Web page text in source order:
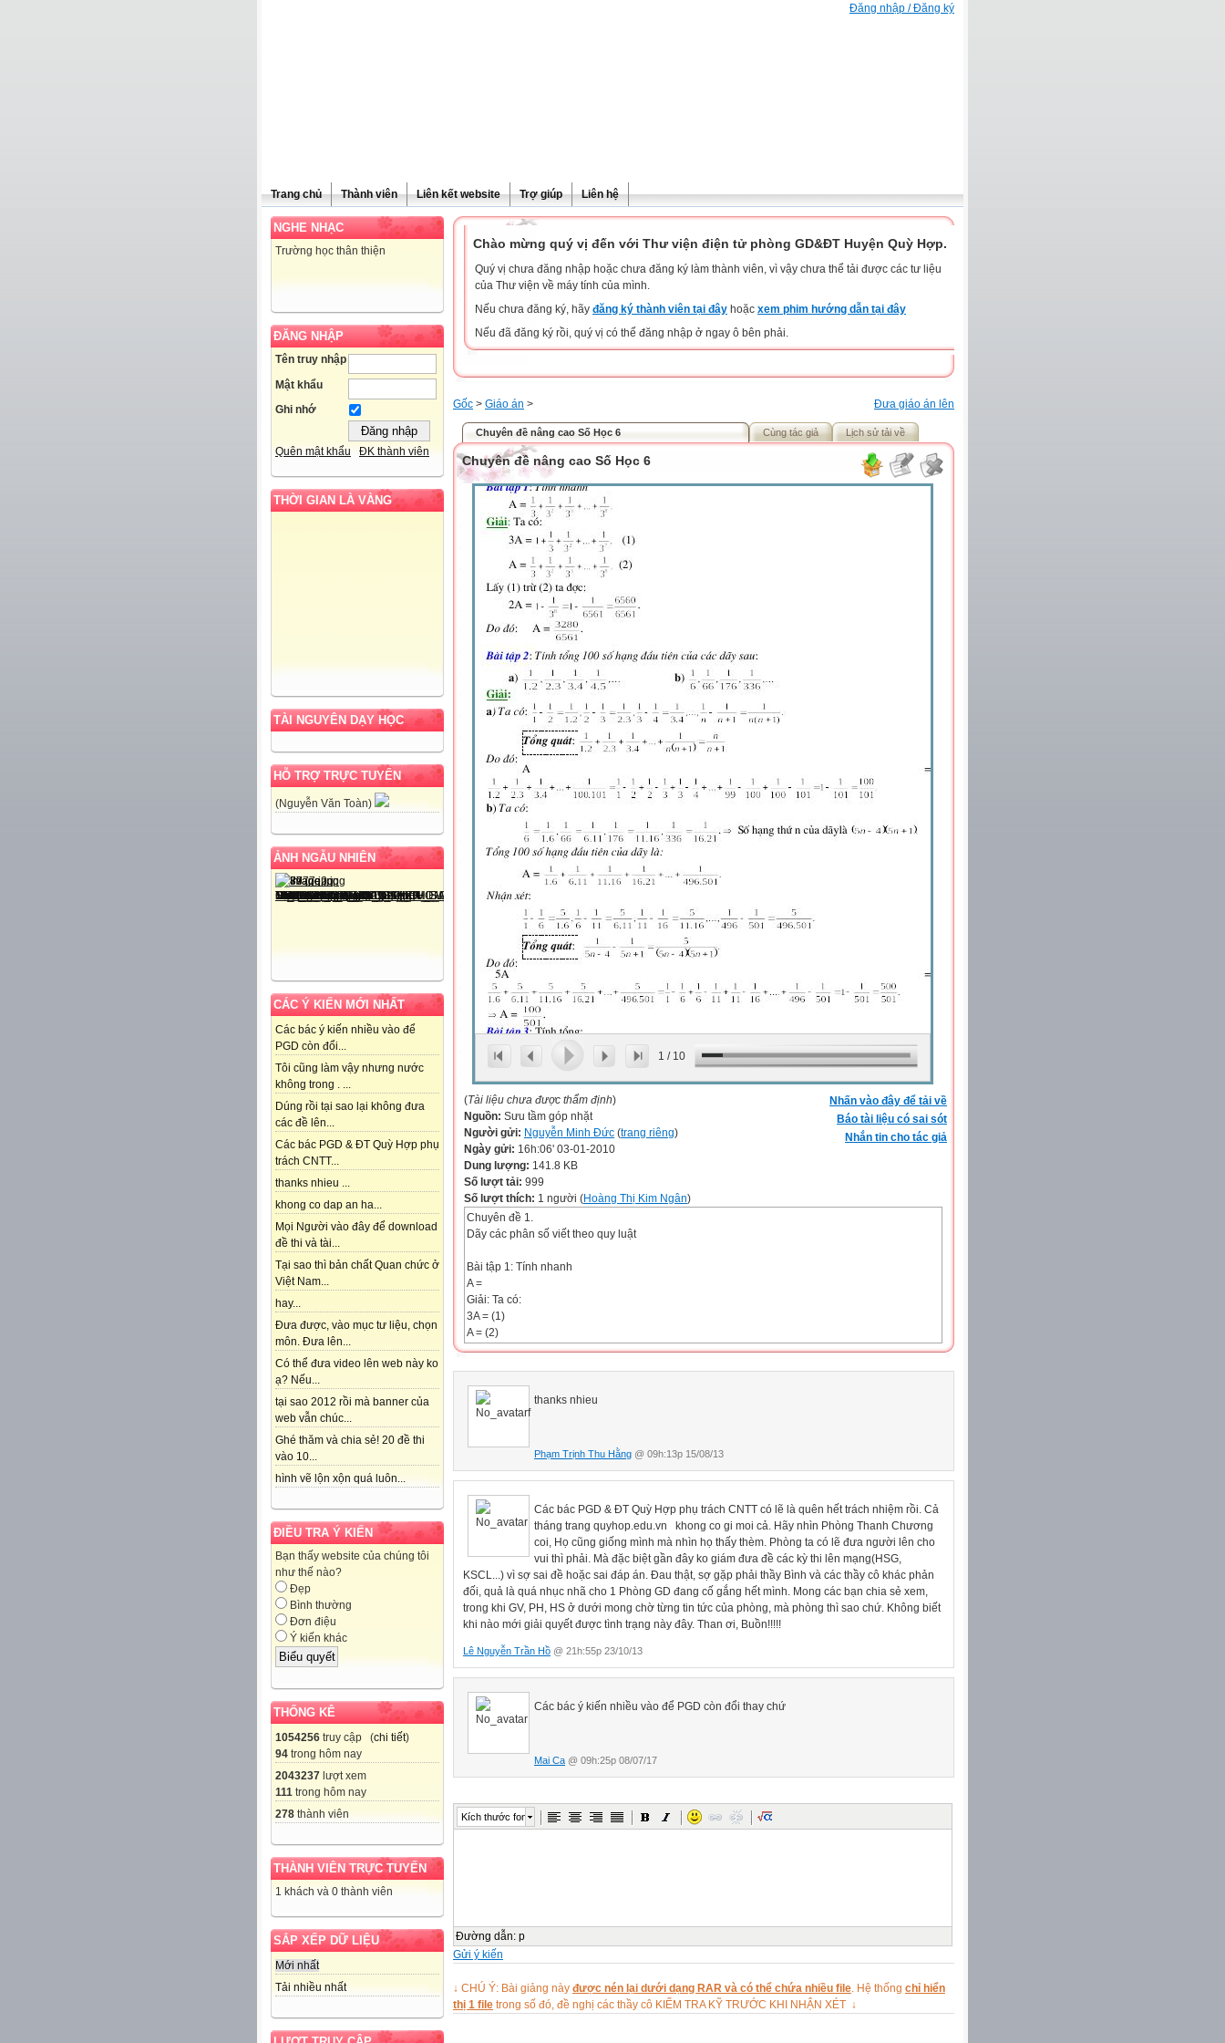
Đăng nhập / Đăng ký
Trang chủ Thành viên Liên kết website Trợ giúp Liên hệ
NGHE NHẠC
Trường học thân thiện
ĐĂNG NHẬP
Tên truy nhập
Mật khẩu
Ghi nhớ
Quên mật khẩu ĐK thành viên
THỜI GIAN LÀ VÀNG
TÀI NGUYÊN DẠY HỌC
HỖ TRỢ TRỰC TUYẾN
(Nguyễn Văn Toàn)
ẢNH NGẪU NHIÊN
CÁC Ý KIẾN MỚI NHẤT
Các bác ý kiến nhiều vào để
PGD còn đổi...
Tôi cũng làm vậy nhưng nước
không trong . ...
Dúng rồi tại sao lại không đưa
các đề lên...
Các bác PGD & ĐT Quỳ Hợp phụ
trách CNTT...
thanks nhieu ...
khong co dap an ha...
Mọi Người vào đây để download
đề thi và tài...
Tại sao thì bản chất Quan chức ở
Việt Nam...
hay...
Đưa được, vào mục tư liệu, chọn
môn. Đưa lên...
Có thể đưa video lên web này ko
ạ? Nếu...
tại sao 2012 rồi mà banner của
web vẫn chúc...
Ghé thăm và chia sẻ! 20 đề thi
vào 10...
hình vẽ lộn xộn quá luôn...
ĐIỀU TRA Ý KIẾN
Bạn thấy website của chúng tôi
như thế nào?
Đẹp
Bình thường
Đơn điệu
Ý kiến khác
THỐNG KÊ
1054256 truy cập (chi tiết)
94 trong hôm nay
2043237 lượt xem
111 trong hôm nay
278 thành viên
THÀNH VIÊN TRỰC TUYẾN
1 khách và 0 thành viên
SẮP XẾP DỮ LIỆU
Mới nhất
Tải nhiều nhất
Chào mừng quý vị đến với Thư viện điện tử phòng GD&ĐT Huyện Quỳ Hợp.
Quý vị chưa đăng nhập hoặc chưa đăng ký làm thành viên, vì vậy chưa thể tải được các tư liệu
của Thư viện về máy tính của mình.
Nếu chưa đăng ký, hãy đăng ký thành viên tại đây hoặc xem phim hướng dẫn tại đây
Nếu đã đăng ký rồi, quý vị có thể đăng nhập ở ngay ô bên phải.
Đưa giáo án lên
Gốc > Giáo án >
Chuyên đề nâng cao Số Học 6 Cùng tác giả Lịch sử tải về
Chuyên đề nâng cao Số Học 6
1 / 10
Nhấn vào đây để tải về
Báo tài liệu có sai sót
Nhắn tin cho tác giả
(Tài liệu chưa được thẩm định)
Nguồn: Sưu tầm góp nhặt
Người gửi: Nguyễn Minh Đức (trang riêng)
Ngày gửi: 16h:06' 03-01-2010
Dung lượng: 141.8 KB
Số lượt tải: 999
Số lượt thích: 1 người (Hoàng Thị Kim Ngân)
Chuyên đề 1.
Dãy các phân số viết theo quy luật
Bài tập 1: Tính nhanh
A =
Giải: Ta có:
3A = (1)
A = (2)
Lấy (1) trừ (2) ta được:
Bài tập 2: Tính tổng 100 số hạng đầu tiên của các dãy sau:
a) b)
a) Ta có:
Do đó:
A =
b) Ta có:
Số hạng thứ n của dãylà
Tổng 100 số hạng đầu tiên của dãy là:
Nhận xét:
Tổng quát:
Do đó:
5A =
Bài tập 3: Tính tổng:
B =
Giải:
áp dụng p2 khử liên tiếp như các VD trên.
Tổng quát: Do đó:
B =
Tổng quát:
A =
Biến đổi mẫu
thanks nhieu
Phạm Trịnh Thu Hằng @ 09h:13p 15/08/13
Các bác PGD & ĐT Quỳ Hợp phụ trách CNTT có lẽ là quên hết trách nhiệm rồi. Cả
tháng trang quyhop.edu.vn khong co gi moi cả. Hãy nhìn Phòng Thanh Chương
coi, Họ cũng giống mình mà nhìn họ thấy thèm. Phòng ta có lẽ đưa người lên cho
vui thì phải. Mà đặc biệt gần đây ko giám đưa đề các kỳ thi lên mạng(HSG,
KSCL...) vì sợ sai đề hoặc sai đáp án. Đau thật, sợ gặp phải thầy Bình và các thầy cô khác phản
đối, quả là quá nhục nhã cho 1 Phòng GD đang cố gắng hết mình. Mong các bạn chia sẻ xem,
trong khi GV, PH, HS ở dưới mong chờ từng tin tức của phòng, mà phòng thì sao chứ. Không biết
khi nào mới giải quyết được tình trạng này đây. Than ơi, Buồn!!!!!
Lê Nguyễn Trần Hồ @ 21h:55p 23/10/13
Các bác ý kiến nhiều vào để PGD còn đổi thay chứ
Mai Ca @ 09h:25p 08/07/17
Kích thước font
Đường dẫn: p
Gửi ý kiến
↓ CHÚ Ý: Bài giảng này được nén lại dưới dạng RAR và có thể chứa nhiều file . Hệ thống chỉ hiển
thị 1 file trong số đó, đề nghị các thầy cô KIỂM TRA KỸ TRƯỚC KHI NHẬN XÉT ↓